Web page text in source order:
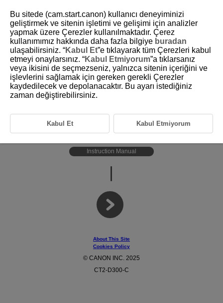
D299-001
Upscaling Software
Neural network
Upscaling Tool
Instruction Manual
About This Site
Cookies Policy
© CANON INC. 2025
CT2-D300-C
Bu sitede (cam.start.canon) kullanıcı deneyiminizi
geliştirmek ve sitenin işletimi ve gelişimi için analizler
yapmak üzere Çerezler kullanılmaktadır. Çerez
kullanımımız hakkında daha fazla bilgiye buradan
ulaşabilirsiniz. “Kabul Et”e tıklayarak tüm Çerezleri kabul
etmeyi onaylarsınız. “Kabul Etmiyorum”a tıklarsanız
veya ikisini de seçmezseniz, yalnızca sitenin içeriğini ve
işlevlerini sağlamak için gereken gerekli Çerezler
kaydedilecek ve depolanacaktır. Bu ayarı istediğiniz
zaman değiştirebilirsiniz.
Kabul Et Kabul Etmiyorum